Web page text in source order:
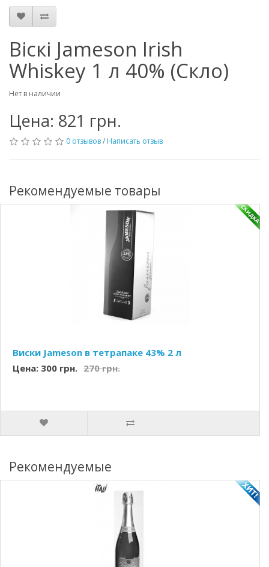
Віскі Jameson Irish
Whiskey 1 л 40% (Скло)
Нет в наличии
Цена: 821 грн.
0 отзывов/ Написать отзыв
Рекомендуемые товары
Виски Jameson в тетрапаке 43% 2 л
Цена: 300 грн. 270 грн.
Рекомендуемые